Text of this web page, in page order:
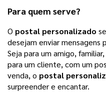
Para quem serve?
O postal personalizado
desejam enviar mensagens
Seja para um amigo,
para um cliente, com um
venda, o postal
surpreender e encantar.